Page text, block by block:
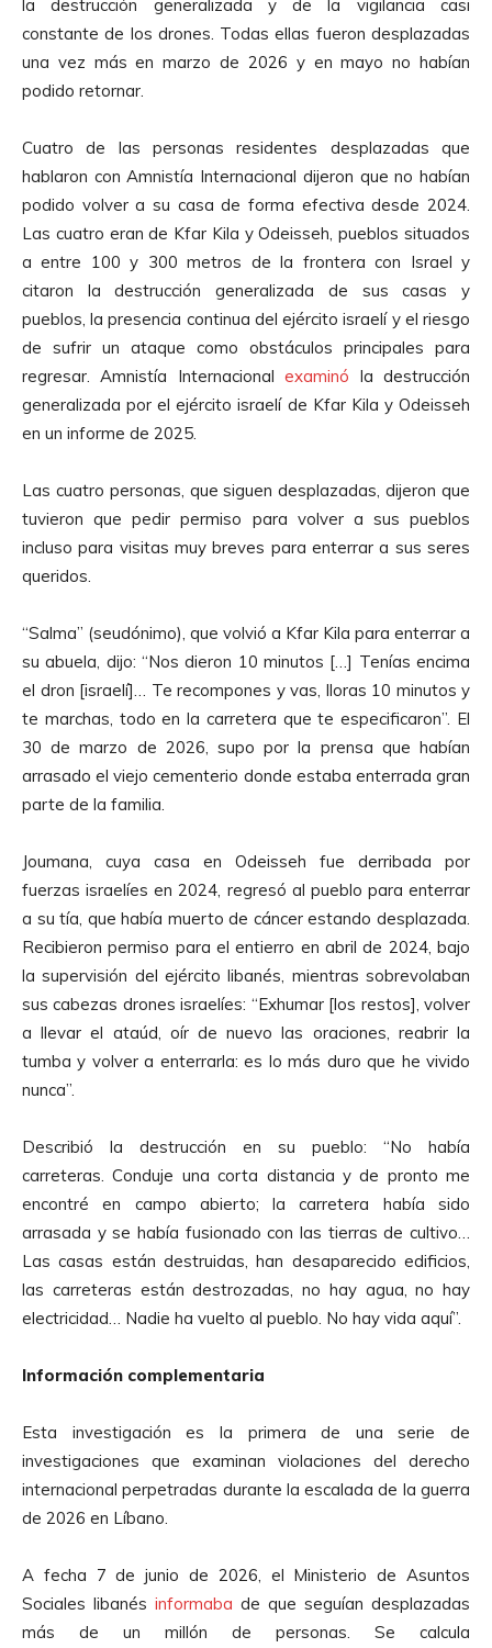
la destrucción generalizada y de la vigilancia casi
constante de los drones. Todas ellas fueron desplazadas
una vez más en marzo de 2026 y en mayo no habían
podido retornar.
Cuatro de las personas residentes desplazadas que
hablaron con Amnistía Internacional dijeron que no habían
podido volver a su casa de forma efectiva desde 2024.
Las cuatro eran de Kfar Kila y Odeisseh, pueblos situados
a entre 100 y 300 metros de la frontera con Israel y
citaron la destrucción generalizada de sus casas y
pueblos, la presencia continua del ejército israelí y el riesgo
de sufrir un ataque como obstáculos principales para
regresar. Amnistía Internacionalexaminó la destrucción
generalizada por el ejército israelí de Kfar Kila y Odeisseh
en un informe de 2025.
Las cuatro personas, que siguen desplazadas, dijeron que
tuvieron que pedir permiso para volver a sus pueblos
incluso para visitas muy breves para enterrar a sus seres
queridos.
“Salma” (seudónimo), que volvió a Kfar Kila para enterrar a
su abuela, dijo: “Nos dieron 10 minutos […] Tenías encima
el dron [israelí]… Te recompones y vas, lloras 10 minutos y
te marchas, todo en la carretera que te especificaron”. El
30 de marzo de 2026, supo por la prensa que habían
arrasado el viejo cementerio donde estaba enterrada gran
parte de la familia.
Joumana, cuya casa en Odeisseh fue derribada por
fuerzas israelíes en 2024, regresó al pueblo para enterrar
a su tía, que había muerto de cáncer estando desplazada.
Recibieron permiso para el entierro en abril de 2024, bajo
la supervisión del ejército libanés, mientras sobrevolaban
sus cabezas drones israelíes: “Exhumar [los restos], volver
a llevar el ataúd, oír de nuevo las oraciones, reabrir la
tumba y volver a enterrarla: es lo más duro que he vivido
nunca”.
Describió la destrucción en su pueblo: “No había
carreteras. Conduje una corta distancia y de pronto me
encontré en campo abierto; la carretera había sido
arrasada y se había fusionado con las tierras de cultivo…
Las casas están destruidas, han desaparecido edificios,
las carreteras están destrozadas, no hay agua, no hay
electricidad… Nadie ha vuelto al pueblo. No hay vida aquí”.
Información complementaria
Esta investigación es la primera de una serie de
investigaciones que examinan violaciones del derecho
internacional perpetradas durante la escalada de la guerra
de 2026 en Líbano.
A fecha 7 de junio de 2026, el Ministerio de Asuntos
Sociales libanés informaba de que seguían desplazadas
más de un millón de personas. Se calcula